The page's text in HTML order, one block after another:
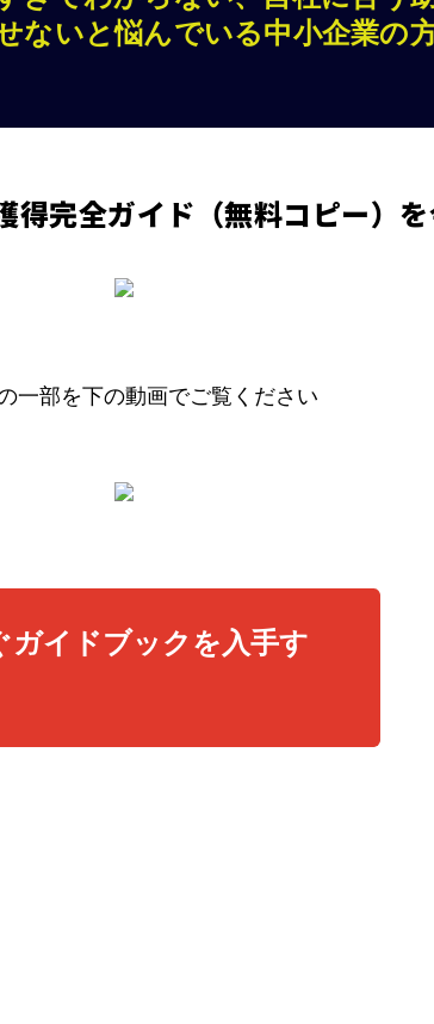
ないと悩んでいる中小企業の
得完全ガイド（無料コピー）
一部を下の動画でご覧ください
ガイドブックを入手す